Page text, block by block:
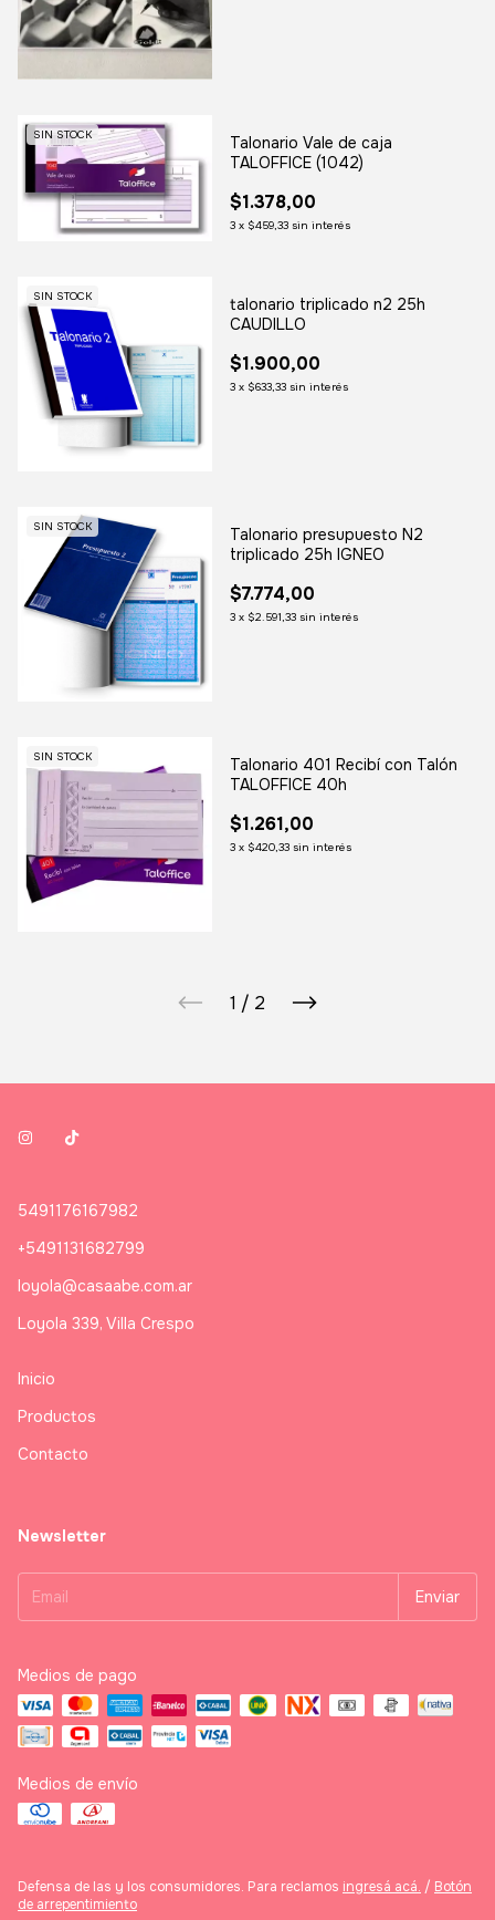
SIN STOCK
Talonario Vale de caja
TALOFFICE (1042)
$1.378,00
3 x $459,33 sin interés
SIN STOCK
talonario triplicado n2 25h
CAUDILLO
$1.900,00
3 x $633,33 sin interés
SIN STOCK
Talonario presupuesto N2
triplicado 25h IGNEO
$7.774,00
3 x $2.591,33 sin interés
SIN STOCK
Talonario 401 Recibí con Talón
TALOFFICE 40h
$1.261,00
3 x $420,33 sin interés
1 / 2
5491176167982
+5491131682799
loyola@casaabe.com.ar
Loyola 339, Villa Crespo
Inicio
Productos
Contacto
Newsletter
Medios de pago
Medios de envío
Defensa de las y los consumidores. Para reclamos ingresá acá. / Botón
de arrepentimiento